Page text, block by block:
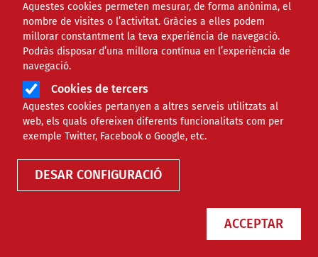
Aquestes cookies permeten mesurar, de forma anònima, el
nombre de visites o l’activitat. Gràcies a elles podem
millorar constantment la teva experiència de navegació.
Podràs disposar d’una millora contínua en l’experiència de
navegació.
Cookies de tercers
Aquestes cookies pertanyen a altres serveis utilitzats al
web, els quals ofereixen diferents funcionalitats com per
exemple Twitter, Facebook o Google, etc.
DESAR CONFIGURACIÓ
ACCEPTAR
Claus sobre les persones
sòcies de les cooperatives
Comparteix
F
a
X Compartir en altres xarxes socials
07/03/2024
Entitat redactora F Pere Tarrés